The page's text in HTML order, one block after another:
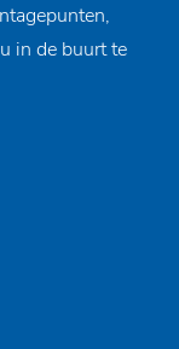
in de buurt te